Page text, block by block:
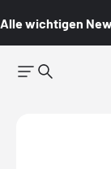
Alle wichtigen